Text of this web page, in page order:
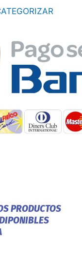
PRODUCTOS